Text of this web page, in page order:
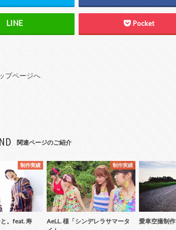
Pocket
プページへ
関連ページのご紹介
制作実績
。feat. 寿
制作実績
AeLL. 様「シンデレラサマータ
愛車空撮制作